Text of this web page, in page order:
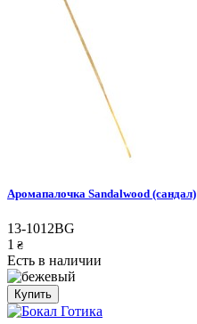
Аромапалочка Sandalwood (сандал)
13-1012BG
1 ₴
Есть в наличии
Купить